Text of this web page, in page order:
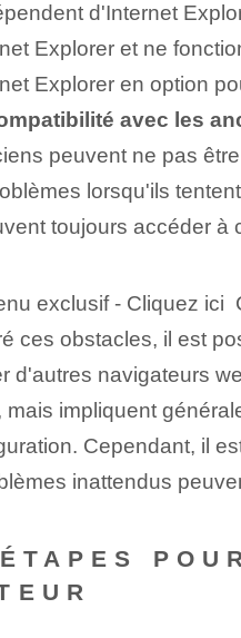
d'⁢Internet
⁤Explorer‍ et ne
Explorer en option⁢
avec les
peuvent ne pas
lorsqu'ils
toujours accéder à
exclusif - Cliquez ici
ces obstacles, il est
d'autres navigateurs
mais impliquent
Cependant, il
inattendus